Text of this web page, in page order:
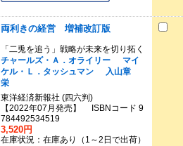
両利きの経営 増補改訂版
「二兎を追う」戦略が未来を切り拓く
チャールズ・Ａ．オライリー
マイ
ケル・Ｌ．タッシュマン
入山章
栄
東洋経済新報社 (四六判)
【2022年07月発売】 ISBNコード 9
784492534519
3,520円
在庫状況：在庫あり（1～2日で出荷）